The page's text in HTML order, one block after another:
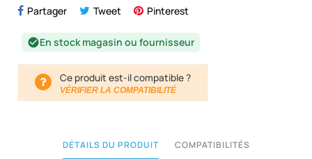
Partager Tweet Pinterest
check_circleEn stock magasin ou fournisseur
Ce produit est-il compatible ?
VÉRIFIER LA COMPATIBILITÉ
DÉTAILS DU PRODUIT COMPATIBILITÉS